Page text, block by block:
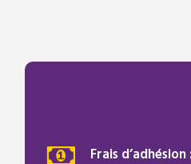
Frais d’adhésion :